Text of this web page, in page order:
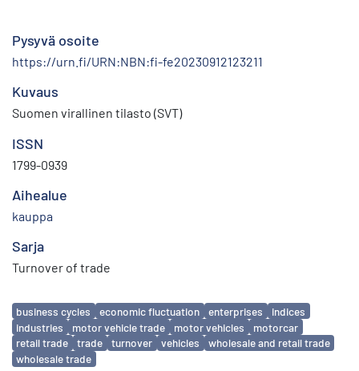
Pysyvä osoite
https://urn.fi/URN:NBN:fi-fe20230912123211
Kuvaus
Suomen virallinen tilasto (SVT)
ISSN
1799-0939
Aihealue
kauppa
Sarja
Turnover of trade
Avainsanat
business cycles economic fluctuation enterprises
indices
industries
motor vehicle trade motor vehicles
motorcar
retail trade
trade turnover vehicles
wholesale and retail trade
wholesale trade